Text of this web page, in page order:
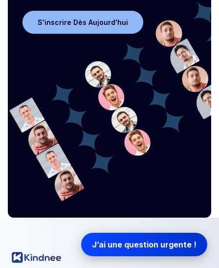
S'inscrire Dès Aujourd'hui
S'inscrire Dès Aujourd'hui
J’ai une question urgente !